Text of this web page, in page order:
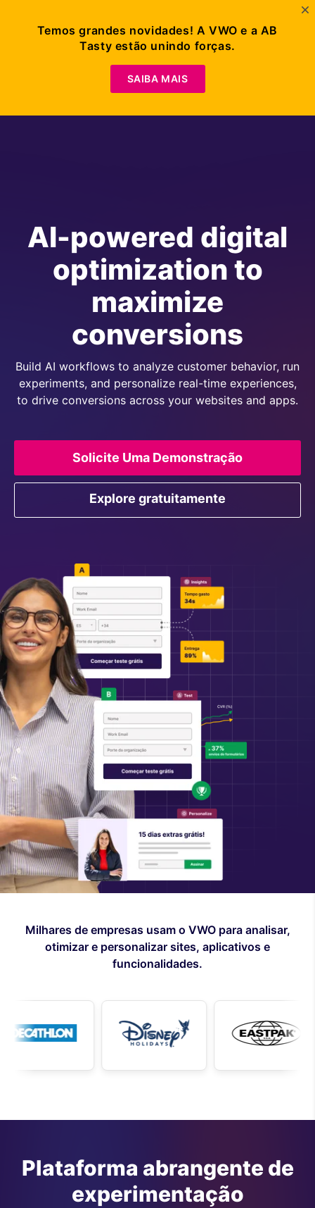
AI-powered digital
optimization to
maximize
conversions
Build AI workflows to analyze customer behavior, run
experiments, and personalize real-time experiences,
to drive conversions across your websites and apps.
Explore gratuitamente
Solicite Uma Demonstração
Milhares de empresas usam o VWO para analisar,
otimizar e personalizar sites, aplicativos e
funcionalidades.
Plataforma abrangente de
experimentação
Temos grandes novidades! A VWO e a AB
Tasty estão unindo forças.
SAIBA MAIS